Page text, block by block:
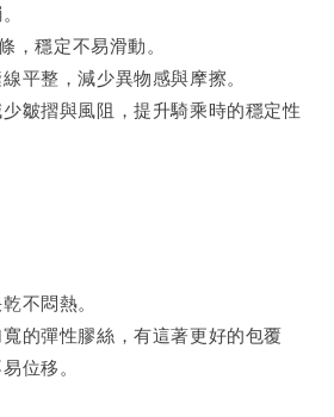
，穩定不易滑動。
平整，減少異物感與摩擦。
皺摺與風阻，提升騎乘時的穩定性
不悶熱。
的彈性膠絲，有這著更好的包覆
位移。